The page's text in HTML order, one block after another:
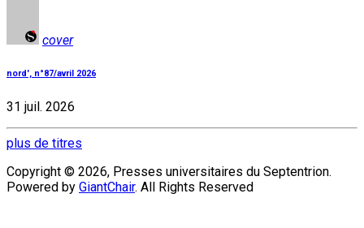
cover
nord', n°87/avril 2026
31 juil. 2026
plus de titres
Copyright © 2026, Presses universitaires du Septentrion.
Powered by GiantChair. All Rights Reserved